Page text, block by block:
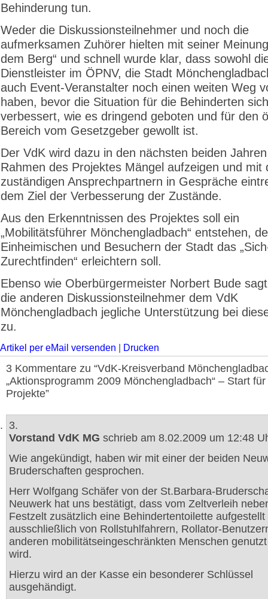
Behinderung tun.
Weder die Diskussionsteilnehmer und noch die
aufmerksamen Zuhörer hielten mit seiner
dem Berg“ und schnell wurde klar, dass sowohl
Dienstleister im ÖPNV, die Stadt
auch Event-Veranstalter noch einen weiten Weg
haben, bevor die Situation für die Behinderten
verbessert, wie es dringend geboten und für den
Bereich vom Gesetzgeber gewollt ist.
Der VdK wird dazu in den nächsten beiden
Rahmen des Projektes Mängel aufzeigen und mit
zuständigen Ansprechpartnern in Gespräche
dem Ziel der Verbesserung der Zustände.
Aus den Erkenntnissen des Projektes soll ein
„Mobilitätsführer Mönchengladbach“ entstehen,
Einheimischen und Besuchern der Stadt das
Zurechtfinden“ erleichtern soll.
Ebenso wie Oberbürgermeister Norbert Bude
die anderen Diskussionsteilnehmer dem VdK
Mönchengladbach jegliche Unterstützung bei
zu.
Artikel per eMail versenden Drucken
3 Kommentare zu “VdK-Kreisverband
„Aktionsprogramm 2009 Mönchengladbach“ – Start
Projekte”
3.
Vorstand VdK MG schrieb am 8.02.2009 um 12:48
Wie angekündigt, haben wir mit einer der beiden
Bruderschaften gesprochen.
Herr Wolfgang Schäfer von der St.Barbara-
Neuwerk hat uns bestätigt, dass vom Zeltverleih
Festzelt zusätzlich eine Behindertentoilette aufgestellt
ausschließlich von Rollstuhlfahrern, Rollator-
anderen mobilitätseingeschränkten Menschen
wird.
Hierzu wird an der Kasse ein besonderer Schlüssel
ausgehändigt.